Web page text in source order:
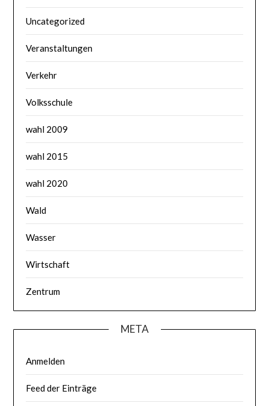
Uncategorized
Veranstaltungen
Verkehr
Volksschule
wahl 2009
wahl 2015
wahl 2020
Wald
Wasser
Wirtschaft
Zentrum
META
Anmelden
Feed der Einträge